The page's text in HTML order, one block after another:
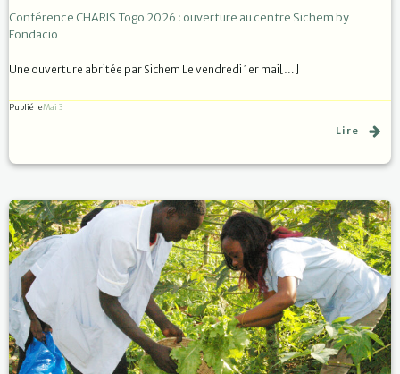
Conférence CHARIS Togo 2026 : ouverture au centre Sichem by
Fondacio
Une ouverture abritée par Sichem Le vendredi 1er mai[…]
Publié leMai 3
Lire